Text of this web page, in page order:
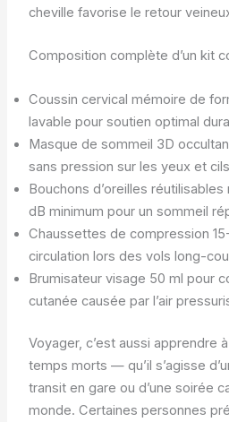
cheville favorise le retour
Composition complète d’un kit
Coussin cervical mémoire de
lavable pour soutien optimal
Masque de sommeil 3D
sans pression sur les yeux et cils
Bouchons d’oreilles
dB minimum pour un sommeil
Chaussettes de compression
circulation lors des vols long-
Brumisateur visage 50 ml pour
cutanée causée par l’air
Voyager, c’est aussi apprendre
temps morts — qu’il s’agisse
transit en gare ou d’une soirée
monde. Certaines personnes